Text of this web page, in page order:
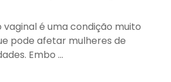
vaginal é uma condição muito
pode afetar mulheres de
Embo ...